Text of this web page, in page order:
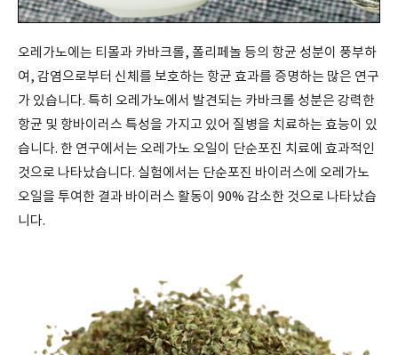
오레가노에는 티몰과 카바크롤, 폴리페놀 등의 항균 성분이 풍부하
여 , 감염으로부터 신체를 보호하는 항균 효과를 증명하는 많은 연구
가 있습니다. 특히 오레가노에서 발견되는 카바크롤 성분은 강력한
항균 및 항바이러스 특성을 가지고 있어 질병을 치료하는 효능이 있
습니다. 한 연구에서는 오레가노 오일이 단순포진 치료에 효과적인
것으로 나타났습니다. 실험에서는 단순포진 바이러스에 오레가노
오일을 투여한 결과 바이러스 활동이 90% 감소한 것으로 나타났습
니다.